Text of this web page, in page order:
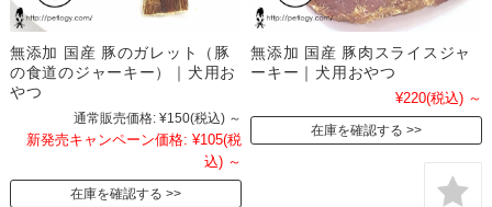
無添加 国産 豚のガレット（豚
の食道のジャーキー）｜犬用お
やつ
通常販売価格: ¥150(税込) ～
新発売キャンペーン価格: ¥105(税
込) ～
在庫を確認する
無添加 国産 豚肉スライスジャ
ーキー｜犬用おやつ
¥220(税込) ～
在庫を確認する